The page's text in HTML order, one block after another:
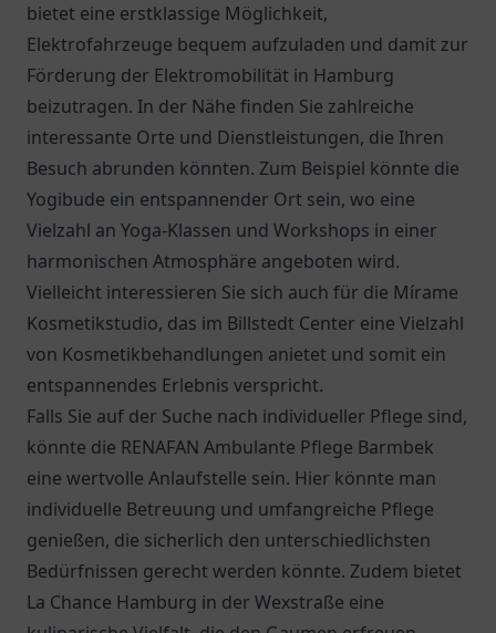
bietet eine erstklassige Möglichkeit,
Elektrofahrzeuge bequem aufzuladen und damit zur
Förderung der Elektromobilität in Hamburg
beizutragen. In der Nähe finden Sie zahlreiche
interessante Orte und Dienstleistungen, die Ihren
Besuch abrunden könnten. Zum Beispiel könnte die
Yogibude ein entspannender Ort sein, wo eine
Vielzahl an Yoga-Klassen und Workshops in einer
harmonischen Atmosphäre angeboten wird.
Vielleicht interessieren Sie sich auch für die Mírame
Kosmetikstudio, das im Billstedt Center eine Vielzahl
von Kosmetikbehandlungen anietet und somit ein
entspannendes Erlebnis verspricht.
Falls Sie auf der Suche nach individueller Pflege sind,
könnte die RENAFAN Ambulante Pflege Barmbek
eine wertvolle Anlaufstelle sein. Hier könnte man
individuelle Betreuung und umfangreiche Pflege
genießen, die sicherlich den unterschiedlichsten
Bedürfnissen gerecht werden könnte. Zudem bietet
La Chance Hamburg in der Wexstraße eine